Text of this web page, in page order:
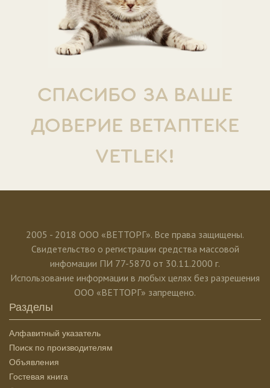
СПАСИБО ЗА ВАШЕ
ДОВЕРИЕ ВЕТАПТЕКЕ
VETLEK!
2005 - 2018 ООО «ВЕТТОРГ». Все права защищены.
Свидетельство о регистрации средства массовой
инфомации ПИ 77-5870 от 30.11.2000 г.
Использование информации в любых целях без разрешения
ООО «ВЕТТОРГ» запрещено.
Разделы
Алфавитный указатель
Поиск по производителям
Объявления
Гостевая книга